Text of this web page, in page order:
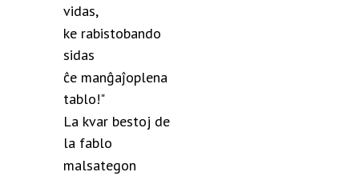
vidas,
ke rabistobando
sidas
ĉe manĝaĵoplena
tablo!"
La kvar bestoj de
la fablo
malsategon